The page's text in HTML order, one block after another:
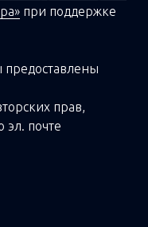
при поддержке
прав,
эл. почте